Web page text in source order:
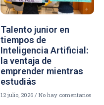
Talento junior en
tiempos de
Inteligencia Artificial:
la ventaja de
emprender mientras
estudiás
12 julio, 2026 No hay comentarios